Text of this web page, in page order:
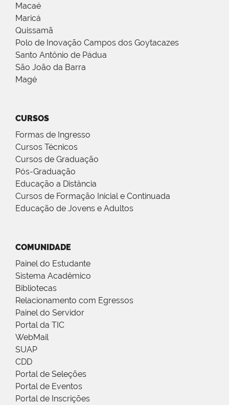
Macaé
Maricá
Quissamã
Polo de Inovação Campos dos Goytacazes
Santo Antônio de Pádua
São João da Barra
Magé
CURSOS
Formas de Ingresso
Cursos Técnicos
Cursos de Graduação
Pós-Graduação
Educação a Distância
Cursos de Formação Inicial e Continuada
Educação de Jovens e Adultos
COMUNIDADE
Painel do Estudante
Sistema Acadêmico
Bibliotecas
Relacionamento com Egressos
Painel do Servidor
Portal da TIC
WebMail
SUAP
CDD
Portal de Seleções
Portal de Eventos
Portal de Inscrições